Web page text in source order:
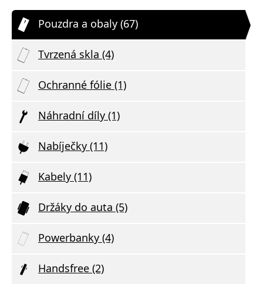
Pouzdra a obaly (67)
Tvrzená skla (4)
Ochranné fólie (1)
Náhradní díly (1)
Nabíječky (11)
Kabely (11)
Držáky do auta (5)
Powerbanky (4)
Handsfree (2)